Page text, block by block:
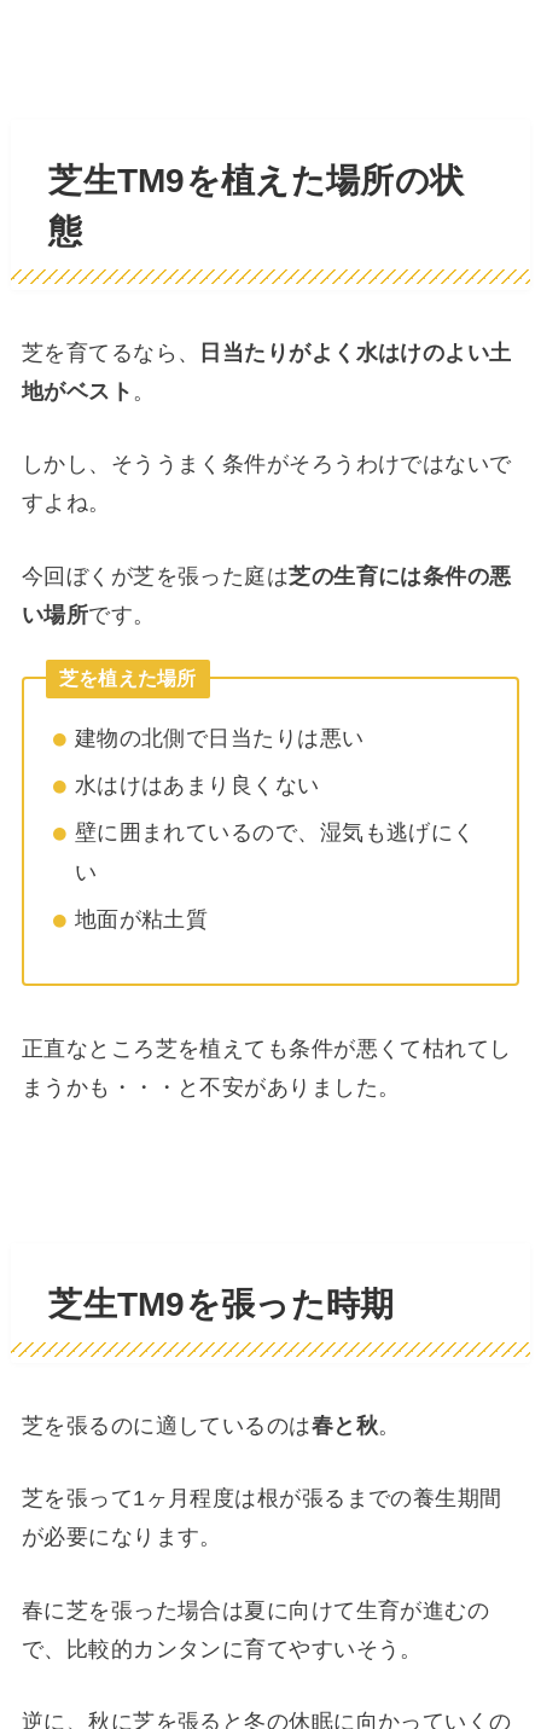
芝生TM9を植えた場所の状
態
芝を育てるなら、
日当たりがよく水はけのよい土
地がベスト 。
しかし、そううまく条件がそろうわけではないで
すよね。
今回ぼくが芝を張った庭は芝の生育には条件の悪
い場所です。
芝を植えた場所
建物の北側で日当たりは悪い
水はけはあまり良くない
壁に囲まれているので、湿気も逃げにく
い
地面が粘土質
正直なところ芝を植えても条件が悪くて枯れてし
まうかも・・・と不安がありました。
芝生TM9を張った時期
芝を張るのに適しているのは春と秋。
芝を張って1ヶ月程度は根が張るまでの養生期間
が必要になります。
春に芝を張った場合は夏に向けて生育が進むの
で、比較的カンタンに育てやすいそう。
逆に、秋に芝を張ると冬の休眠に向かっていくの